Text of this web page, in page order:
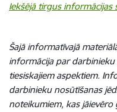
Iekšējā tirgus informācijas
Šajā informatīvajā
informācija par
tiesiskajiem aspektiem.
darbinieku nosūtīšanas
noteikumiem, kas